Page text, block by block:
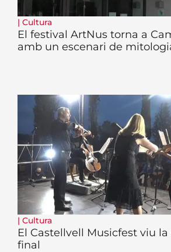
| Cultura
El festival ArtNus torna a
amb un escenari de
| Cultura
El Castellvell Musicfest viu la
final